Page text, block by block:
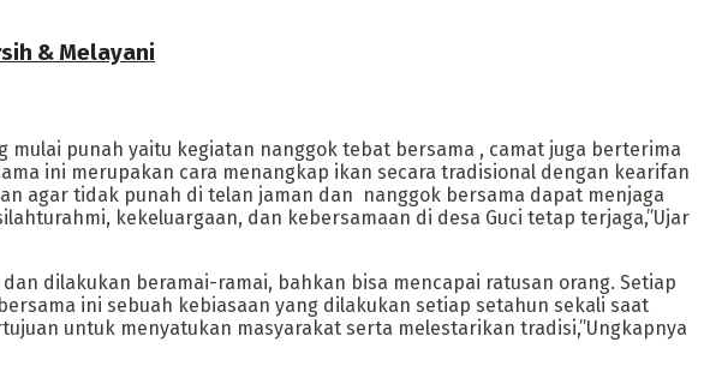
& Melayani
punah yaitu kegiatan nanggok tebat bersama , camat juga berterima
ini merupakan cara menangkap ikan secara tradisional dengan kearifan
agar tidak punah di telan jaman dan nanggok bersama dapat menjaga
kekeluargaan, dan kebersamaan di desa Guci tetap terjaga,”Ujar
dilakukan beramai-ramai, bahkan bisa mencapai ratusan orang. Setiap
ini sebuah kebiasaan yang dilakukan setiap setahun sekali saat
untuk menyatukan masyarakat serta melestarikan tradisi,”Ungkapnya